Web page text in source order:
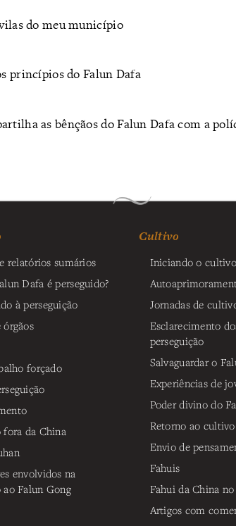
do meu município
princípios do Falun Dafa
as bênçãos do Falun Dafa com a
relatórios sumários
Dafa é perseguido?
à perseguição
órgãos
forçado
fora da China
envolvidos na
ao Falun Gong
Cultivo
Iniciando o cultivo
Jornadas de
Esclarecimento
perseguição
Salvaguardar o
Experiências de
Poder divino do
Retorno ao cultivo
Envio de
Fahuis
Fahui da China
Artigos com